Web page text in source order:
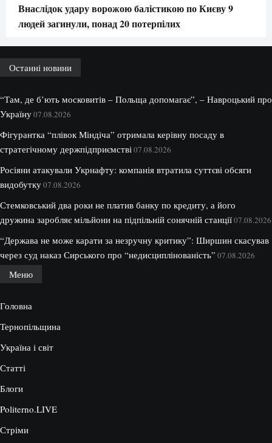
Внаслідок удару ворожою балістикою по Києву 9
людей загинули, понад 20 потерпілих
Останні новини
“Там, де б’ють московитів – Польща допомагає”, – Навроцький про
Україну07.08.2026
Фігурантка “плівок Міндіча” отримала керівну посаду в
стратегічному держпідприємстві 07.08.2026
Росіяни атакували Укрнафту: компанія втратила суттєві обсяги
видобутку07.08.2026
Стемковський два роки не платив банку по кредиту, а його
дружина заробляє мільйони на підпільній сонячній станції07.08.2026
“Держава не може карати за незручну критику”: Ширшин скасував
через суд наказ Сирського про “недисциплінованість” 07.08.2026
Меню
Головна
Тернопільщина
Україна і світ
Статті
Блоги
Politerno.LIVE
Стріми